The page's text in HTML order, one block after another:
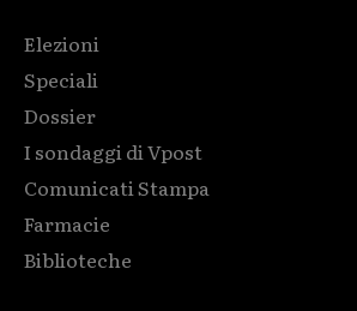
Elezioni
Speciali
Dossier
I sondaggi di Vpost
Comunicati Stampa
Farmacie
Biblioteche